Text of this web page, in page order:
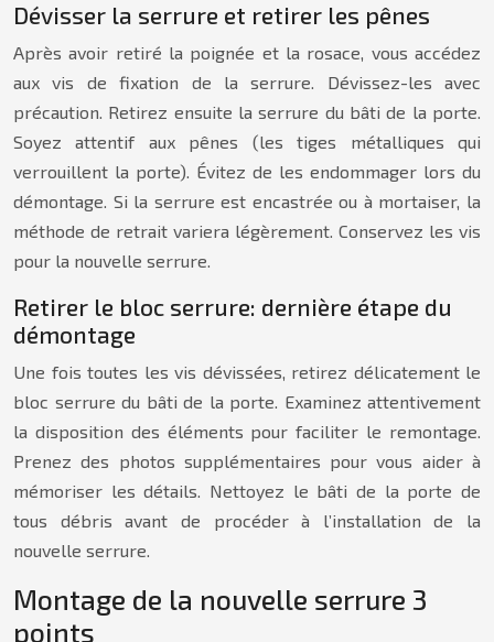
Dévisser la serrure et retirer les pênes
Après avoir retiré la poignée et la rosace, vous accédez
aux vis de fixation de la serrure. Dévissez-les avec
précaution. Retirez ensuite la serrure du bâti de la porte.
Soyez attentif aux pênes (les tiges métalliques qui
verrouillent la porte). Évitez de les endommager lors du
démontage. Si la serrure est encastrée ou à mortaiser, la
méthode de retrait variera légèrement. Conservez les vis
pour la nouvelle serrure.
Retirer le bloc serrure: dernière étape du
démontage
Une fois toutes les vis dévissées, retirez délicatement le
bloc serrure du bâti de la porte. Examinez attentivement
la disposition des éléments pour faciliter le remontage.
Prenez des photos supplémentaires pour vous aider à
mémoriser les détails. Nettoyez le bâti de la porte de
tous débris avant de procéder à l’installation de la
nouvelle serrure.
Montage de la nouvelle serrure 3
points